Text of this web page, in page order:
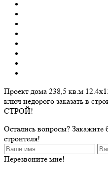
Проект дома 238,5 кв.м
ключ недорого заказать в
СТРОЙ!
Остались вопросы? Закажите
строителя!
Перезвоните мне!